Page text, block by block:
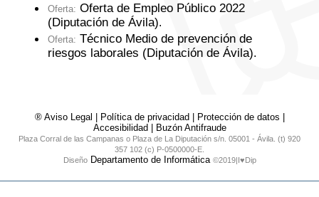
Oferta: Oferta de Empleo Público 2022
(Diputación de Ávila).
Oferta: Técnico Medio de prevención de
riesgos laborales (Diputación de Ávila).
® Aviso Legal Política de privacidad Protección de datos
Accesibilidad
Buzón Antifraude
Plaza Corral de las Campanas o Plaza de La Diputación s/n. 05001 - Ávila. (t) 920
357 102 (c) P-0500000-E.
DiseñoDepartamento de Informática ©2019|I♥Dip